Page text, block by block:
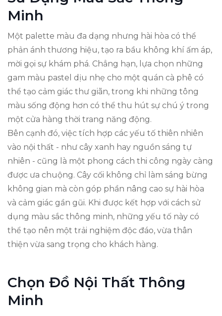
Minh
Một palette màu đa dạng nhưng hài hòa có thể
phản ánh thương hiệu, tạo ra bầu không khí ấm áp,
mời gọi sự khám phá. Chẳng hạn, lựa chọn những
gam màu pastel dịu nhẹ cho một quán cà phê có
thể tạo cảm giác thư giãn, trong khi những tông
màu sống động hơn có thể thu hút sự chú ý trong
một cửa hàng thời trang năng động.
Bên cạnh đó, việc tích hợp các yếu tố thiên nhiên
vào nội thất - như cây xanh hay nguồn sáng tự
nhiên - cũng là một phong cách thi công ngày càng
được ưa chuộng. Cây cối không chỉ làm sáng bừng
không gian mà còn góp phần nâng cao sự hài hòa
và cảm giác gần gũi. Khi được kết hợp với cách sử
dụng màu sắc thông minh, những yếu tố này có
thể tạo nên một trải nghiệm độc đáo, vừa thân
thiện vừa sang trọng cho khách hàng.
Chọn Đồ Nội Thất Thông
Minh